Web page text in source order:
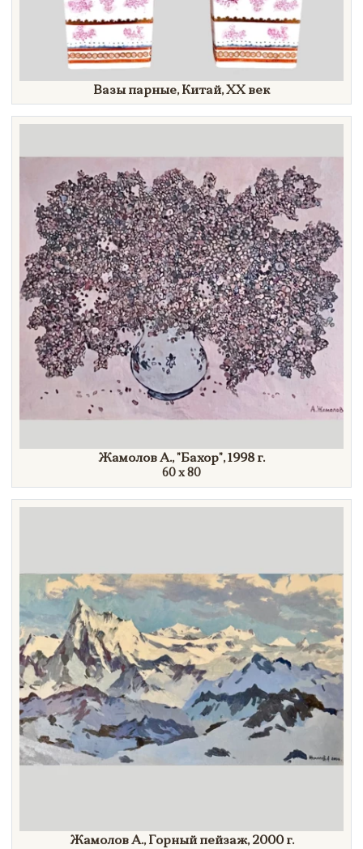
Вазы парные, Китай,XX век
Жамолов А.,"Бахор",1998 г.
60 х 80
Жамолов А., Горный пейзаж, 2000 г.